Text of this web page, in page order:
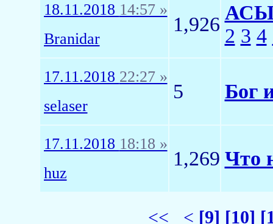
18.11.2018 14:57 »
Branidar
1,926
АСЫ
2 3 4
17.11.2018 22:27 »
selaser
5 Бог
17.11.2018 18:18 »
huz
1,269 Что
<< < [9] [10]